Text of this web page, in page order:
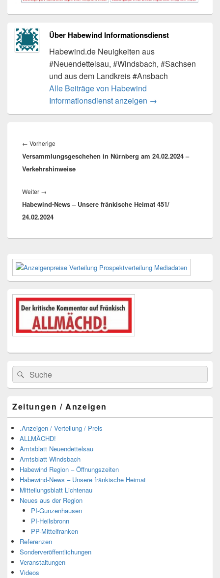
Über Habewind Informationsdienst
Habewind.de Neuigkeiten aus
#Neuendettelsau, #Windsbach, #Sachsen
und aus dem Landkreis #Ansbach
Alle Beiträge von Habewind
Informationsdienst anzeigen →
← Vorherige
Beitrag:
Versammlungsgeschehen in Nürnberg am 24.02.2024 –
Verkehrshinweise
Weiter →
Beitrag:
Habewind-News – Unsere fränkische Heimat 451/
24.02.2024
Primärer
Seitenleisten-
Widgetbereich
Suchen
nach:
Suchen
Zeitungen / Anzeigen
.Anzeigen / Verteilung / Preis
ALLMÄCHD!
Amtsblatt Neuendettelsau
Amtsblatt Windsbach
Habewind Region – Öffnungszeiten
Habewind-News – Unsere fränkische Heimat
Mitteilungsblatt Lichtenau
Neues aus der Region
PI-Gunzenhausen
PI-Heilsbronn
PP-Mittelfranken
Referenzen
Sonderveröffentlichungen
Veranstaltungen
Videos